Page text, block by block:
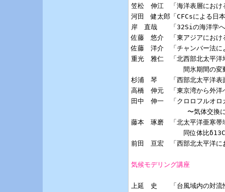
笠松　伸江　「海洋表層におけ
河田　健太郎「CFCsによる日
岸　直哉　　「32Siの海洋学
佐藤　悠介　「東アジアにお
佐藤　洋介　「チャンバー法
重光　雅仁　「北西部北太平
間氷期間の変
杉浦　琴　　「西部北太平洋
高橋　伸元　「東京湾から外
田中　伸一　「クロロフルオ
〜気体交換に
藤本　琢磨　「北太平洋亜寒
同位体比
前田　亘宏　「西部北太平洋
気候モデリング講座
上延　史　　「台風域内の対流